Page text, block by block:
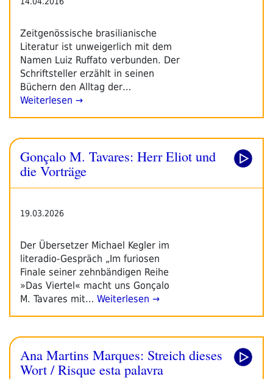
Zeitgenössische brasilianische
Literatur ist unweigerlich mit dem
Namen Luiz Ruffato verbunden. Der
Schriftsteller erzählt in seinen
Büchern den Alltag der…
Weiterlesen →
Gonçalo M. Tavares: Herr Eliot und
die Vorträge
19.03.2026
Der Übersetzer Michael Kegler im
literadio-Gespräch „Im furiosen
Finale seiner zehnbändigen Reihe
»Das Viertel« macht uns Gonçalo
M. Tavares mit… Weiterlesen →
Ana Martins Marques: Streich dieses
Wort / Risque esta palavra